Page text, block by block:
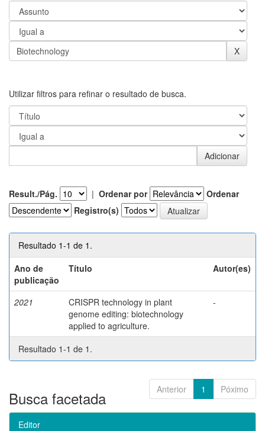
Utilizar filtros para refinar o resultado de busca.
Result./Pág. | Ordenar por
Ordenar
Registro(s)
Resultado 1-1 de 1.
Ano de
publicação
Título Autor(es)
2021
CRISPR technology in plant
genome editing: biotechnology
applied to agriculture.
-
Resultado 1-1 de 1.
Anterior 1 Póximo
Busca facetada
Editor